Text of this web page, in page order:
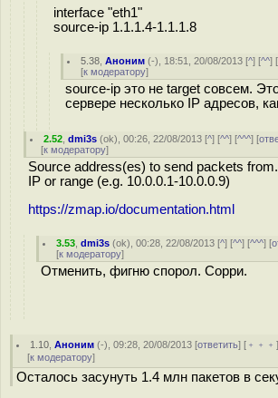
interface "eth1"
source-ip 1.1.1.4-1.1.1.8
5.38 ,Аноним (-), 18:51, 20/08/2013 [^] [^^] [
[к модератору]
source-ip это не target совсем.
сервере несколько IP адресов,
2.52 ,dmi3s (ok), 00:26, 22/08/2013 [^] [^^] [^^^] [
[к модератору]
Source address(es) to send packets
IP or range (e.g. 10.0.0.1-10.0.0.9)
https://zmap.io/documentation.html
3.53 ,dmi3s (ok), 00:28, 22/08/2013 [^] [^^] [^^^] [
[к модератору]
Отменить, фигню спорол. Сорри.
1.10 ,Аноним (-), 09:28, 20/08/2013 [ответить] [ ﹢﹢﹢
[к модератору]
Осталось засунуть 1.4 млн пакетов в